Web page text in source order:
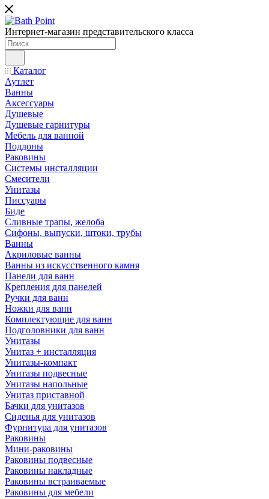
Интернет-магазин представительского класса
Каталог
Аутлет
Ванны
Аксессуары
Душевые
Душевые гарнитуры
Мебель для ванной
Поддоны
Раковины
Системы инсталляции
Смесители
Унитазы
Писсуары
Биде
Сливные трапы, желоба
Сифоны, выпуски, штоки, трубы
Ванны
Акриловые ванны
Ванны из искусственного камня
Панели для ванн
Крепления для панелей
Ручки для ванн
Ножки для ванн
Комплектующие для ванн
Подголовники для ванн
Унитазы
Унитаз + инсталляция
Унитазы-компакт
Унитазы подвесные
Унитазы напольные
Унитаз приставной
Бачки для унитазов
Сиденья для унитазов
Фурнитура для унитазов
Раковины
Мини-раковины
Раковины подвесные
Раковины накладные
Раковины встраиваемые
Раковины для мебели